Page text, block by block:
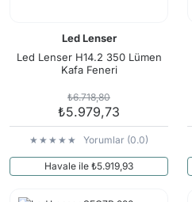
Led Lenser
Led Lenser H14.2 350 Lümen
Kafa Feneri
₺6.718,80
₺5.979,73
Yorumlar (0.0)
Havale ile ₺5.919,93